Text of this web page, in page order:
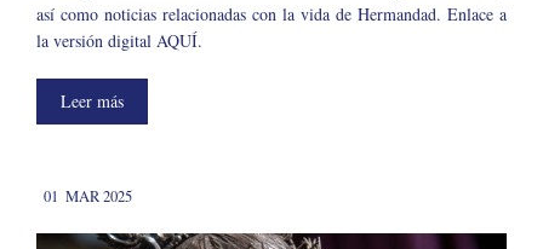
así como noticias relacionadas con la vida de Hermandad. Enlace a
la versión digital AQUÍ.
Leer más
01 MAR 2025